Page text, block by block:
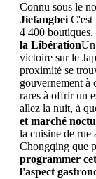
Connu sous le
Jiefangbei C'est
4 400
la LibérationUn
victoire sur le
proximité se
gouvernement à
rares à offrir un
allez la nuit, à
et marché
la cuisine de rue
Chongqing que
programmer
l'aspect